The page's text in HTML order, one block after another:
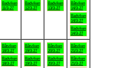
Badviken
11/3-27
Badviken
12/3-27
Badviken
13/3-27
Båtviken
14/3-27
Badviken
14/3-27
Badviken
14/3-27
Båtviken
18/3-27
Badviken
18/3-27
Båtviken
19/3-27
Badviken
19/3-27
Båtviken
20/3-27
Badviken
20/3-27
Båtviken
21/3-27
Båtviken
21/3-27